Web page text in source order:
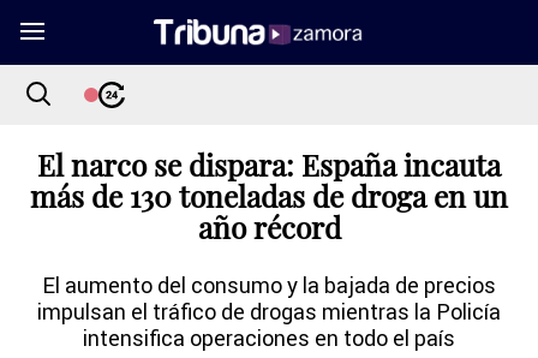
El narco se dispara: España incauta
más de 130 toneladas de droga en un
año récord
El aumento del consumo y la bajada de precios
impulsan el tráfico de drogas mientras la Policía
intensifica operaciones en todo el país